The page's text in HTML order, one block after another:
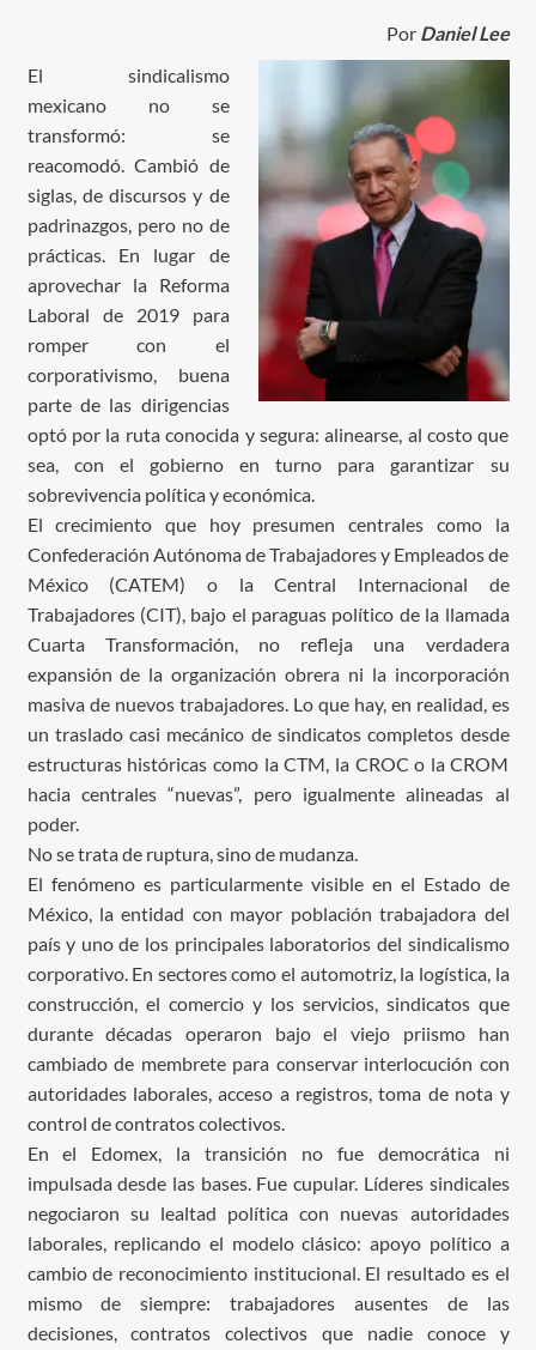
Por Daniel Lee
El sindicalismo
mexicano no se
transformó: se
reacomodó. Cambió de
siglas, de discursos y de
padrinazgos, pero no de
prácticas. En lugar de
aprovechar la Reforma
Laboral de 2019 para
romper con el
corporativismo, buena
parte de las dirigencias
optó por la ruta conocida y segura: alinearse, al costo que
sea, con el gobierno en turno para garantizar su
sobrevivencia política y económica.
El crecimiento que hoy presumen centrales como la
Confederación Autónoma de Trabajadores y Empleados de
México (CATEM) o la Central Internacional de
Trabajadores (CIT), bajo el paraguas político de la llamada
Cuarta Transformación, no refleja una verdadera
expansión de la organización obrera ni la incorporación
masiva de nuevos trabajadores. Lo que hay, en realidad, es
un traslado casi mecánico de sindicatos completos desde
estructuras históricas como la CTM, la CROC o la CROM
hacia centrales “nuevas”, pero igualmente alineadas al
poder.
No se trata de ruptura, sino de mudanza.
El fenómeno es particularmente visible en el Estado de
México, la entidad con mayor población trabajadora del
país y uno de los principales laboratorios del sindicalismo
corporativo. En sectores como el automotriz, la logística, la
construcción, el comercio y los servicios, sindicatos que
durante décadas operaron bajo el viejo priismo han
cambiado de membrete para conservar interlocución con
autoridades laborales, acceso a registros, toma de nota y
control de contratos colectivos.
En el Edomex, la transición no fue democrática ni
impulsada desde las bases. Fue cupular. Líderes sindicales
negociaron su lealtad política con nuevas autoridades
laborales, replicando el modelo clásico: apoyo político a
cambio de reconocimiento institucional. El resultado es el
mismo de siempre: trabajadores ausentes de las
decisiones, contratos colectivos que nadie conoce y